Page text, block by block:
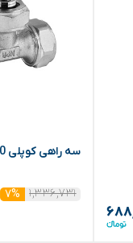
سه راهی کوپلی 20 نیوپایپ
۱,۳۳۶,۷۳۱ ۷%